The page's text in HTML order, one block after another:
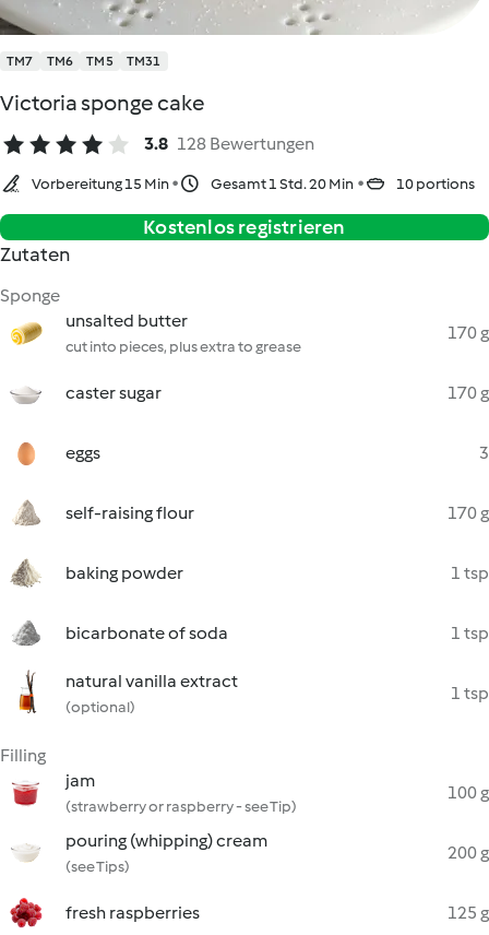
TM7 TM6 TM5 TM31
Victoria sponge cake
3.8 128 Bewertungen
Vorbereitung 15 Min Gesamt 1 Std. 20 Min 10 portions
Kostenlos registrieren
Zutaten
Sponge
unsalted butter
cut into pieces, plus extra to grease
170 g
caster sugar 170 g
eggs 3
self-raising flour 170 g
baking powder 1 tsp
bicarbonate of soda 1 tsp
natural vanilla extract
(optional)
1 tsp
Filling
jam
(strawberry or raspberry - see Tip)
100 g
pouring (whipping) cream
(see Tips)
200 g
fresh raspberries 125 g